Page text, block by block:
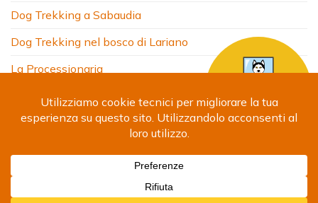
Dog Trekking a Sabaudia
Dog Trekking nel bosco di Lariano
La Processionaria
COSA FACCIO
SITI AMICI
CONTATTI
Copyright 2024 © Debora Segna. Designed by